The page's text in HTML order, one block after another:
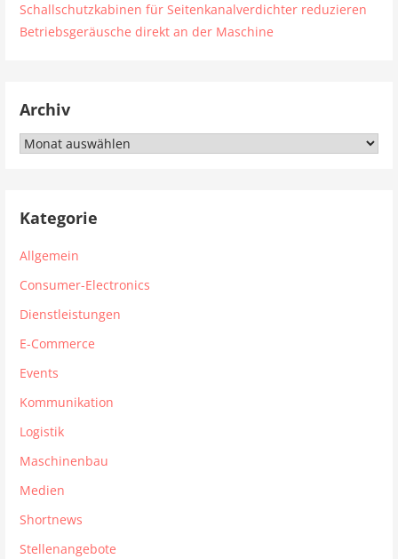
Schallschutzkabinen für Seitenkanalverdichter reduzieren
Betriebsgeräusche direkt an der Maschine
Archiv
Archiv
Kategorie
Allgemein
Consumer-Electronics
Dienstleistungen
E-Commerce
Events
Kommunikation
Logistik
Maschinenbau
Medien
Shortnews
Stellenangebote